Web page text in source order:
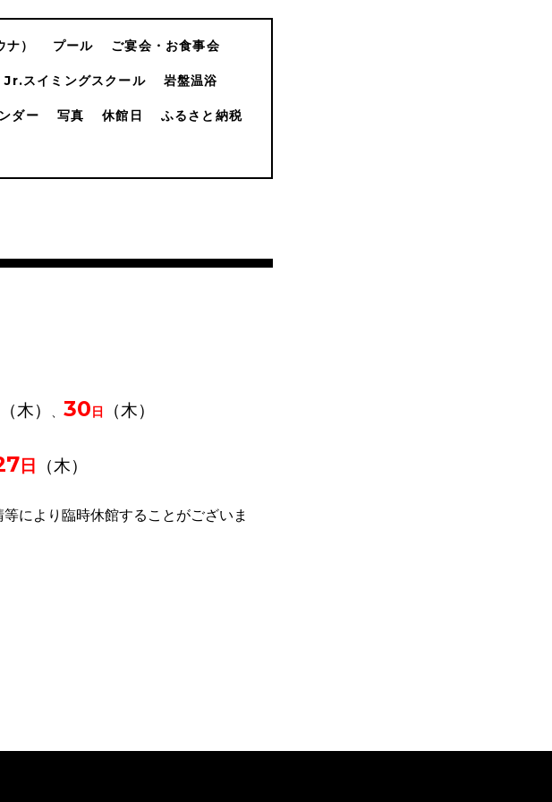
） プール ご宴会・お食事会
Jr.スイミングスクール 岩盤温浴
ダー 写真 休館日 ふるさと納税
（木） 、 30日 （木）
日 （木）
により臨時休館することがございま